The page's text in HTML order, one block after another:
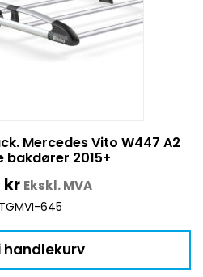
Mercedes Vito W447 A2
bakdører 2015+
kr Ekskl. MVA
645
handlekurv